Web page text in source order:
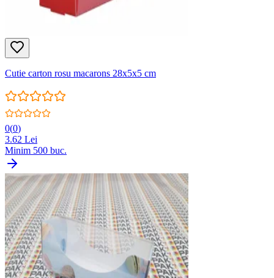
Cutie carton rosu macarons 28x5x5 cm
0(0)
3.62 Lei
Minim 500 buc.